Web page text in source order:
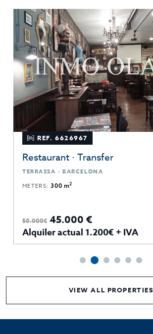
REF. 6626967
Restaurant · Transfer
TERRASSA · BARCELONA
METERS:300 m2
50.000€ 45.000 €
Alquiler actual 1.200€ + IVA
VIEW ALL PROPERTIES